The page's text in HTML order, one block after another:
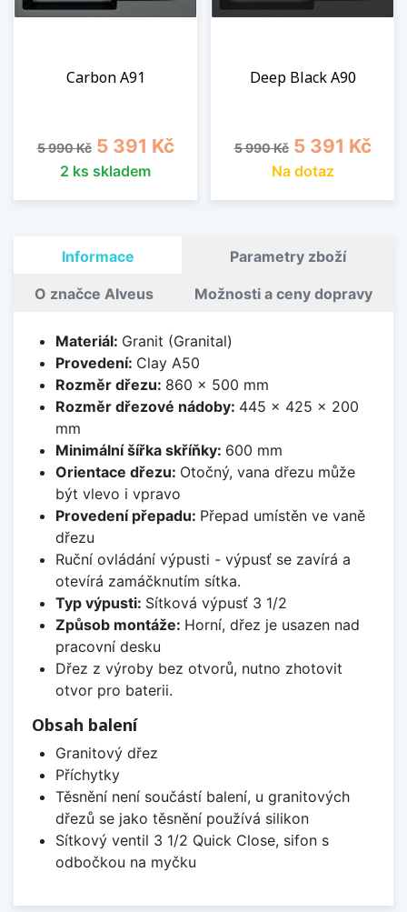
Carbon A91
Běžná cena
5 990 Kč Cena
5 391 Kč
2 ks skladem
Deep Black A90
Běžná cena
5 990 Kč Cena
5 391 Kč
Na dotaz
Informace Parametry zboží
O značce Alveus Možnosti a ceny dopravy
Materiál: Granit (Granital)
Provedení: Clay A50
Rozměr dřezu: 860 x 500 mm
Rozměr dřezové nádoby: 445 x 425 x 200
mm
Minimální šířka skříňky: 600 mm
Orientace dřezu: Otočný, vana dřezu může
být vlevo i vpravo
Provedení přepadu: Přepad umístěn ve vaně
dřezu
Ruční ovládání výpusti - výpusť se zavírá a
otevírá zamáčknutím sítka.
Typ výpusti: Sítková výpusť 3 1/2
Způsob montáže: Horní, dřez je usazen nad
pracovní desku
Dřez z výroby bez otvorů, nutno zhotovit
otvor pro baterii.
Obsah balení
Granitový dřez
Příchytky
Těsnění není součástí balení, u granitových
dřezů se jako těsnění používá silikon
Sítkový ventil 3 1/2 Quick Close, sifon s
odbočkou na myčku